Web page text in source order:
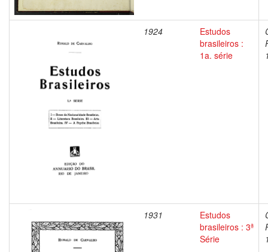
1924
Estudos
brasileiros :
1a. série
1931
Estudos
brasileiros : 3ª
Série